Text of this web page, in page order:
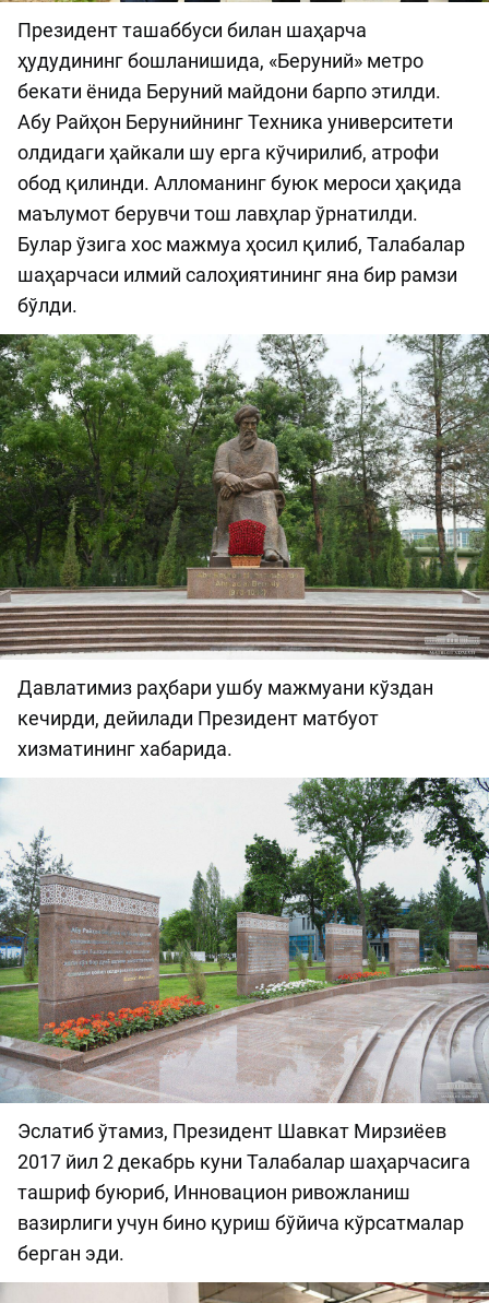
Президент ташаббуси билан шаҳарча
ҳудудининг бошланишида, «Беруний» метро
бекати ёнида Беруний майдони барпо этилди.
Абу Райҳон Берунийнинг Техника университети
олдидаги ҳайкали шу ерга кўчирилиб, атрофи
обод қилинди. Алломанинг буюк мероси ҳақида
маълумот берувчи тош лавҳлар ўрнатилди.
Булар ўзига хос мажмуа ҳосил қилиб, Талабалар
шаҳарчаси илмий салоҳиятининг яна бир рамзи
бўлди.
Давлатимиз раҳбари ушбу мажмуани кўздан
кечирди, дейилади Президент матбуот
хизматининг хабарида.
Эслатиб ўтамиз, Президент Шавкат Мирзиёев
2017 йил 2 декабрь куни Талабалар шаҳарчасига
ташриф буюриб, Инновацион ривожланиш
вазирлиги учун бино қуриш бўйича кўрсатмалар
берган эди.